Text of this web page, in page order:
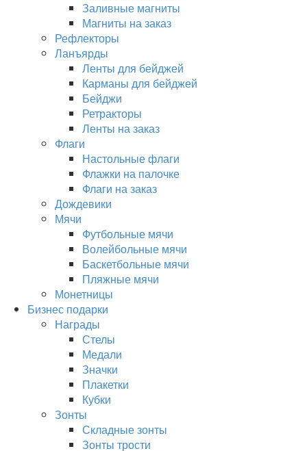
Заливные магниты
Магниты на заказ
Рефлекторы
Ланъярды
Ленты для бейджей
Карманы для бейджей
Бейджи
Ретракторы
Ленты на заказ
Флаги
Настольные флаги
Флажки на палочке
Флаги на заказ
Дождевики
Мячи
Футбольные мячи
Волейбольные мячи
Баскетбольные мячи
Пляжные мячи
Монетницы
Бизнес подарки
Награды
Стелы
Медали
Значки
Плакетки
Кубки
Зонты
Складные зонты
Зонты трости